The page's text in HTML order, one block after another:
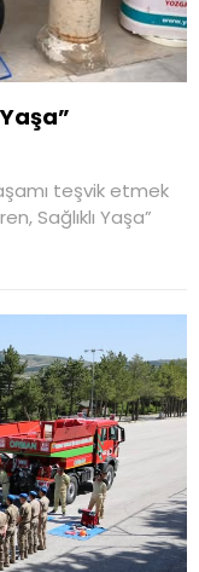
teşvik etmek
Sağlıklı Yaşa”